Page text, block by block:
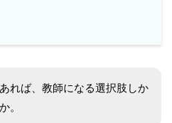
れば、教師になる選択肢しか
。